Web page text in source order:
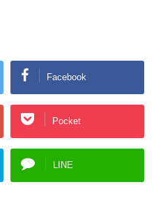
Facebook
Pocket
LINE